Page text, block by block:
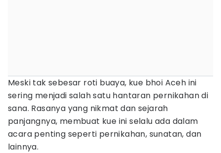
Meski tak sebesar roti buaya, kue bhoi Aceh ini
sering menjadi salah satu hantaran pernikahan di
sana. Rasanya yang nikmat dan sejarah
panjangnya, membuat kue ini selalu ada dalam
acara penting seperti pernikahan, sunatan, dan
lainnya.